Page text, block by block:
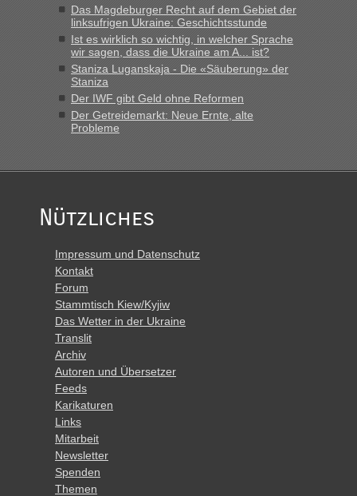
Das Magdeburger Recht auf dem Gebiet der
linksufrigen Ukraine: Geschichtsstunde
Ist es wirklich so wichtig, in welcher Sprache
wir sagen, dass die Ukraine am A... ist?
Staniza Luganskaja - Die «Säuberung» der
Staniza
Der IWF gibt Geld ohne Reformen
Der Getreidemarkt: Neue Ernte, alte
Probleme
Nützliches
Impressum und Datenschutz
Kontakt
Forum
Stammtisch Kiew/Kyjiw
Das Wetter in der Ukraine
Translit
Archiv
Autoren und Übersetzer
Feeds
Karikaturen
Links
Mitarbeit
Newsletter
Spenden
Themen